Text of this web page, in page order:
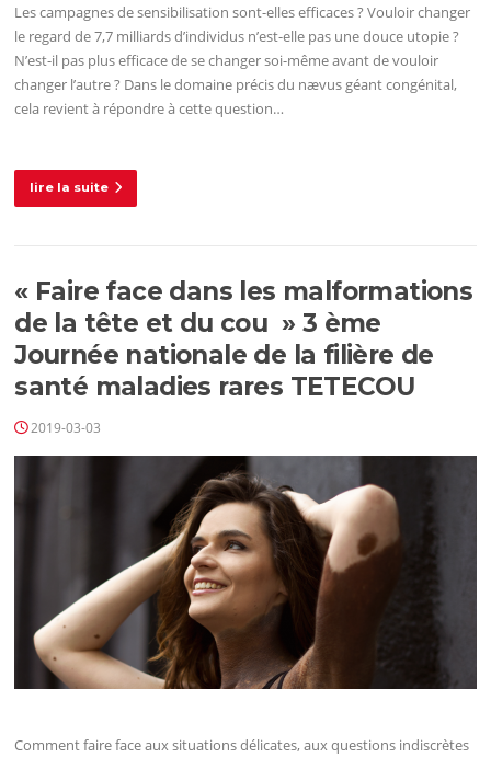
Les campagnes de sensibilisation sont-elles efficaces ? Vouloir changer
le regard de 7,7 milliards d’individus n’est-elle pas une douce utopie ?
N’est-il pas plus efficace de se changer soi-même avant de vouloir
changer l’autre ? Dans le domaine précis du nævus géant congénital,
cela revient à répondre à cette question…
lire la suite
« Faire face dans les malformations
de la tête et du cou » 3 ème
Journée nationale de la filière de
santé maladies rares TETECOU
2019-03-03
Comment faire face aux situations délicates, aux questions indiscrètes